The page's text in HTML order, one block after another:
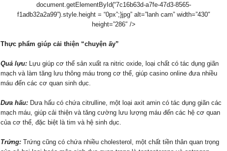
document.getElementById(“7c16b63d-a7fe-47d3-8565-
f1adb32a2a99”).style.height = “0px”;}jpg” alt=”lanh cam” width=”430″
height=”286″ />
Thực phẩm giúp cải thiện “chuyện ấy”
Quả lựu: Lựu giúp cơ thể sản xuất ra nitric oxide, loại chất có tác dụng giãn
mạch và làm tăng lưu thông máu trong cơ thể, giúp casino online đưa nhiều
máu đến các cơ quan sinh dục.
Dưa hấu: Dưa hấu có chứa citrulline, một loại axit amin có tác dụng giãn các
mạch máu, giúp cải thiện và tăng cường lưu lượng máu đến các hệ cơ quan
của cơ thể, đặc biệt là tim và hệ sinh dục.
Trứng: Trứng cũng có chứa nhiều cholesterol, một chất tiền thân quan trọng